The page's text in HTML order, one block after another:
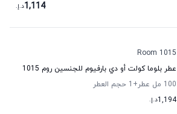
1,114د.إ.
Room 1015
عطر بلوما كولت أو دي بارفيوم للجنسين روم 1015
100 مل عطر
+1
حجم العطر
1,194د.إ.